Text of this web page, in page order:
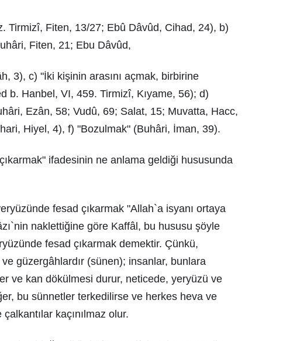
Tirmizî, Fiten, 13/27; Ebû Dâvûd, Cihad, 24), b)
Fiten, 21; Ebu Dâvûd,
3), c) "İki kişinin arasını açmak, birbirine
b. Hanbel, VI, 459. Tirmizî, Kıyame, 56); d)
Ezân, 58; Vudû, 69; Salat, 15; Muvatta, Hacc,
Hiyel, 4), f) "Bozulmak" (Buhâri, İman, 39).
ifadesinin ne anlama geldiği hususunda
fesad çıkarmak "Allah`a isyanı ortaya
naklettiğine göre Kaffâl, bu hususu şöyle
fesad çıkarmak demektir. Çünkü,
güzergâhlardır (sünen); insanlar, bunlara
ve kan dökülmesi durur, neticede, yeryüzü ve
bu sünnetler terkedilirse ve herkes heva ve
kaçınılmaz olur.